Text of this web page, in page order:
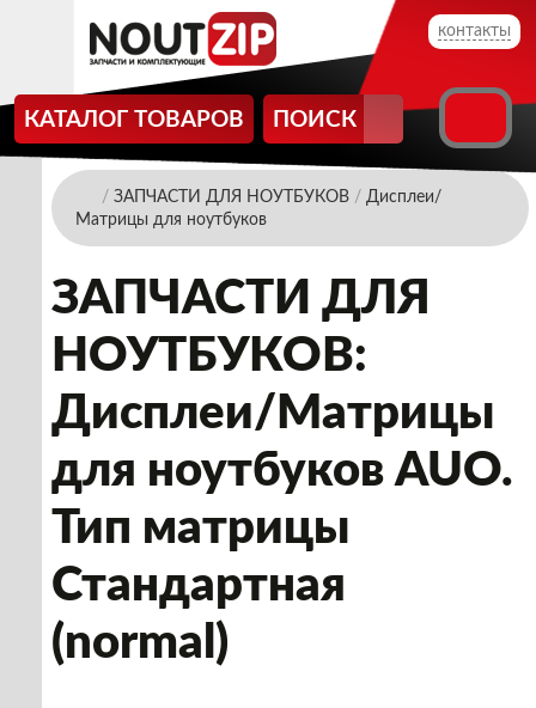
контакты
КАТАЛОГ ТОВАРОВ ПОИСК
/ ЗАПЧАСТИ ДЛЯ НОУТБУКОВ / Дисплеи/
Матрицы для ноутбуков
ЗАПЧАСТИ ДЛЯ
НОУТБУКОВ:
Дисплеи/Матрицы
для ноутбуков AUO.
Тип матрицы
Стандартная
(normal)